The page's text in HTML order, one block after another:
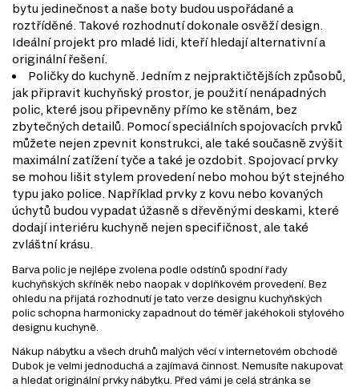
bytu jedinečnost a naše boty budou uspořádané a
roztříděné. Takové rozhodnutí dokonale osvěží design.
Ideální projekt pro mladé lidi, kteří hledají alternativní a
originální řešení.
Poličky do kuchyně. Jedním z nejpraktičtějších způsobů,
jak připravit kuchyňský prostor, je použití nenápadných
polic, které jsou připevněny přímo ke stěnám, bez
zbytečných detailů. Pomocí speciálních spojovacích prvků
můžete nejen zpevnit konstrukci, ale také současně zvýšit
maximální zatížení tyče a také je ozdobit. Spojovací prvky
se mohou lišit stylem provedení nebo mohou být stejného
typu jako police. Například prvky z kovu nebo kovaných
úchytů budou vypadat úžasně s dřevěnými deskami, které
dodají interiéru kuchyně nejen specifičnost, ale také
zvláštní krásu.
Barva polic je nejlépe zvolena podle odstínů spodní řady
kuchyňských skříněk nebo naopak v doplňkovém provedení. Bez
ohledu na přijatá rozhodnutí je tato verze designu kuchyňských
polic schopna harmonicky zapadnout do téměř jakéhokoli stylového
designu kuchyně.
Nákup nábytku a všech druhů malých věcí v internetovém obchodě
Dubok je velmi jednoduchá a zajímavá činnost. Nemusíte nakupovat
a hledat originální prvky nábytku. Před vámi je celá stránka se